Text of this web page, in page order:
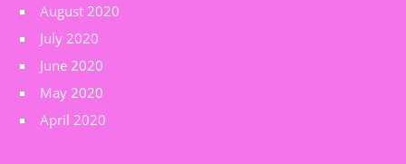
August 2020
July 2020
June 2020
May 2020
April 2020